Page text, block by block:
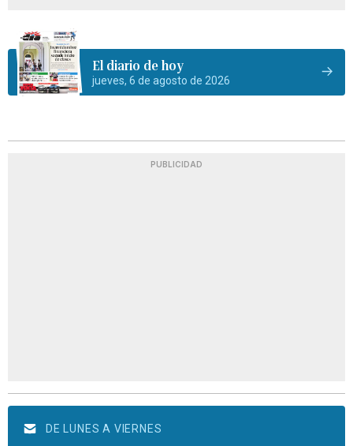
El diario de hoy
jueves, 6 de agosto de 2026
PUBLICIDAD
DE LUNES A VIERNES